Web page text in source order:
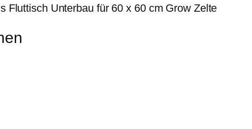
,
.
m
Fluttisch Unterbau für 60 x 60 cm Grow Zelte